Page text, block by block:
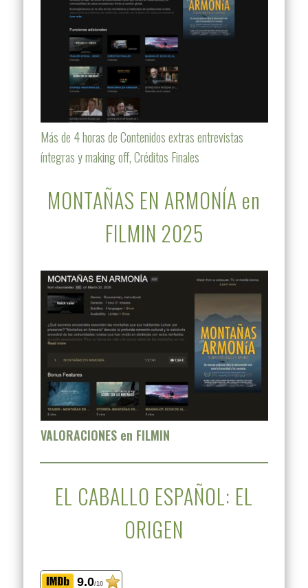
Más de 4 horas de Contenidos extras entrevistas
íntegras y making off, Créditos Finales
MONTAÑAS EN ARMONÍA en
FILMIN 2025
VALORACIONES en FILMIN
EL CABALLO ESPAÑOL: EL
ORIGEN
9.0/10